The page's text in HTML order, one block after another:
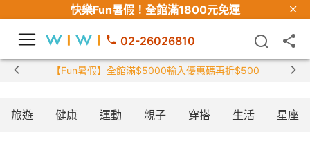
快樂Fun暑假！ 全館滿1800元免運
02-26026810
【Fun暑假】全館滿$5000輸入優惠碼再折$500
旅遊 健康 運動 親子 穿搭 生活 星座